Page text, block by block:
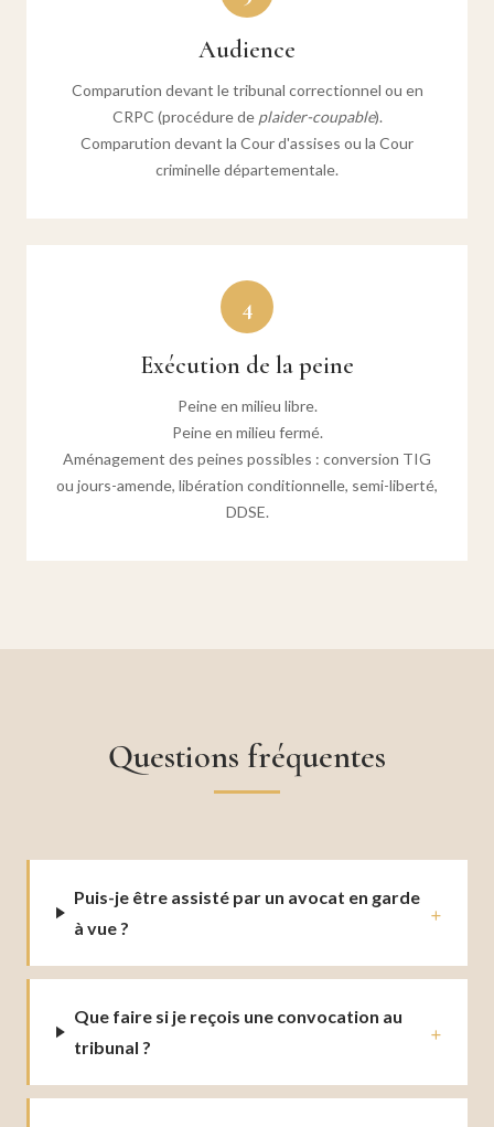
Audience
Comparution devant le tribunal correctionnel ou en
CRPC (procédure de plaider-coupable).
Comparution devant la Cour d'assises ou la Cour
criminelle départementale.
4
Exécution de la peine
Peine en milieu libre.
Peine en milieu fermé.
Aménagement des peines possibles : conversion TIG
ou jours-amende, libération conditionnelle, semi-liberté,
DDSE.
Questions fréquentes
Puis-je être assisté par un avocat en garde
à vue ?
Que faire si je reçois une convocation au
tribunal ?